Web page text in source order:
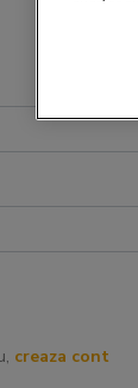
creaza cont